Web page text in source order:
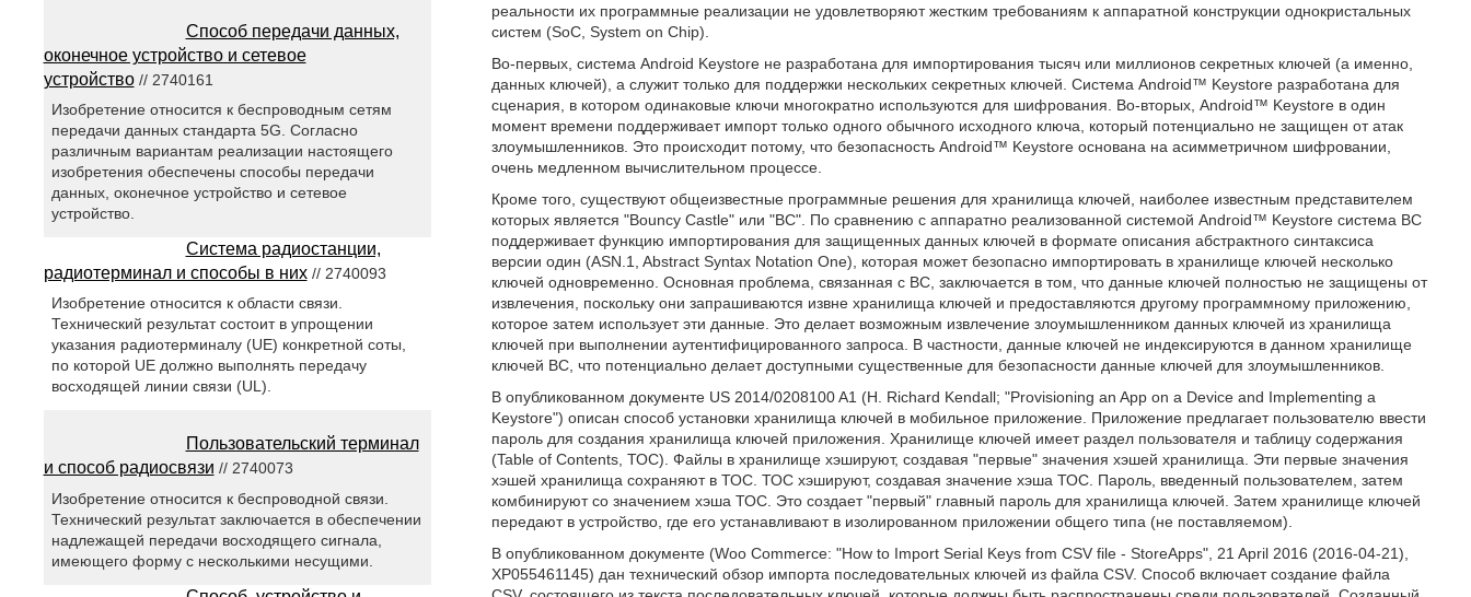
реальности их программные реализации не удовлетворяют жестким требованиям к аппаратной конструкции однокристальных
систем (SoC, System on Chip).
Во-первых, система Android Keystore не разработана для импортирования тысяч или миллионов секретных ключей (а именно,
данных ключей), а служит только для поддержки нескольких секретных ключей. Система Android™ Keystore разработана для
сценария, в котором одинаковые ключи многократно используются для шифрования. Во-вторых, Android™ Keystore в один
момент времени поддерживает импорт только одного обычного исходного ключа, который потенциально не защищен от атак
злоумышленников. Это происходит потому, что безопасность Android™ Keystore основана на асимметричном шифровании,
очень медленном вычислительном процессе.
Кроме того, существуют общеизвестные программные решения для хранилища ключей, наиболее известным представителем
которых является "Bouncy Castle" или "ВС". По сравнению с аппаратно реализованной системой Android™ Keystore система ВС
поддерживает функцию импортирования для защищенных данных ключей в формате описания абстрактного синтаксиса
версии один (ASN.1, Abstract Syntax Notation One), которая может безопасно импортировать в хранилище ключей несколько
ключей одновременно. Основная проблема, связанная с ВС, заключается в том, что данные ключей полностью не защищены от
извлечения, поскольку они запрашиваются извне хранилища ключей и предоставляются другому программному приложению,
которое затем использует эти данные. Это делает возможным извлечение злоумышленником данных ключей из хранилища
ключей при выполнении аутентифицированного запроса. В частности, данные ключей не индексируются в данном хранилище
ключей ВС, что потенциально делает доступными существенные для безопасности данные ключей для злоумышленников.
В опубликованном документе US 2014/0208100 A1 (Н. Richard Kendall; "Provisioning an App on a Device and Implementing a
Keystore") описан способ установки хранилища ключей в мобильное приложение. Приложение предлагает пользователю ввести
пароль для создания хранилища ключей приложения. Хранилище ключей имеет раздел пользователя и таблицу содержания
(Table of Contents, ТОС). Файлы в хранилище хэшируют, создавая "первые" значения хэшей хранилища. Эти первые значения
хэшей хранилища сохраняют в ТОС. ТОС хэшируют, создавая значение хэша ТОС. Пароль, введенный пользователем, затем
комбинируют со значением хэша ТОС. Это создает "первый" главный пароль для хранилища ключей. Затем хранилище ключей
передают в устройство, где его устанавливают в изолированном приложении общего типа (не поставляемом).
В опубликованном документе (Woo Commerce: "How to Import Serial Keys from CSV file - StoreApps", 21 April 2016 (2016-04-21),
XP055461145) дан технический обзор импорта последовательных ключей из файла CSV. Способ включает создание файла
Способ передачи данных,
оконечное устройство и сетевое
устройство// 2740161
Изобретение относится к беспроводным сетям
передачи данных стандарта 5G. Согласно
различным вариантам реализации настоящего
изобретения обеспечены способы передачи
данных, оконечное устройство и сетевое
устройство.
Система радиостанции,
радиотерминал и способы в них// 2740093
Изобретение относится к области связи.
Технический результат состоит в упрощении
указания радиотерминалу (UE) конкретной соты,
по которой UE должно выполнять передачу
восходящей линии связи (UL).
Пользовательский терминал
и способ радиосвязи // 2740073
Изобретение относится к беспроводной связи.
Технический результат заключается в обеспечении
надлежащей передачи восходящего сигнала,
имеющего форму с несколькими несущими.